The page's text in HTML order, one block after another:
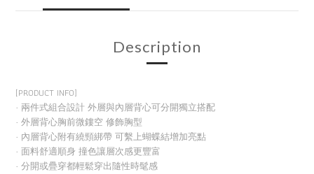
Description
[PRODUCT INFO]
· 兩件式組合設計 外層與內層背心可分開獨立搭配
· 外層背心胸前微鏤空 修飾胸型
· 內層背心附有繞頸綁帶 可繫上蝴蝶結增加亮點
· 面料舒適順身 撞色讓層次感更豐富
· 分開或疊穿都輕鬆穿出隨性時髦感